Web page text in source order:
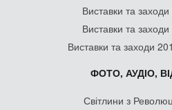
Виставки та
Виставки та
Виставки та заходи
ФОТО, АУДІО,
Світлини з